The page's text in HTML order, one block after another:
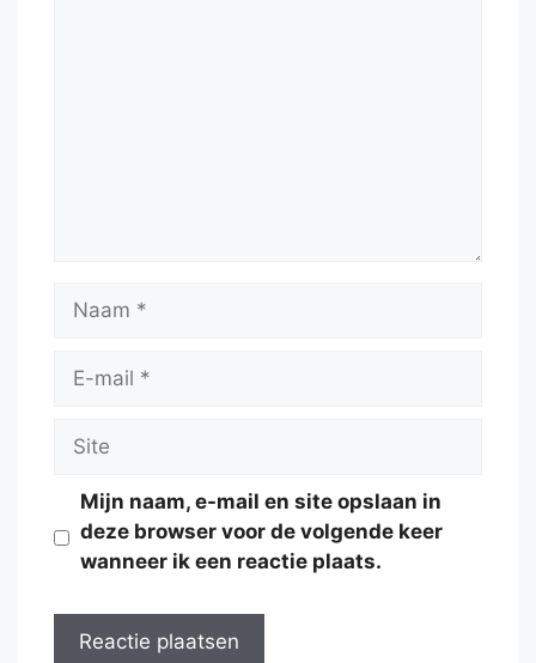
Naam
Site
Mijn naam, e-mail en site opslaan in
deze browser voor de volgende keer
wanneer ik een reactie plaats.